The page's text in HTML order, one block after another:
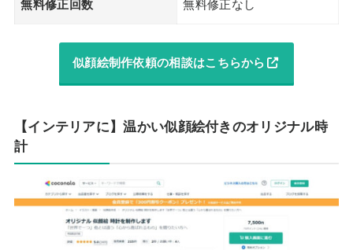
無料修正回数 無料修正なし
似顔絵制作依頼の相談はこちらから
【インテリアに】温かい似顔絵付きのオリジナル時
計